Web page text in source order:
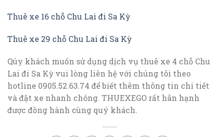
Thuê xe 16 chỗ Chu Lai đi Sa Kỳ
Thuê xe 29 chỗ Chu Lai đi Sa Kỳ
Qúy khách muốn sử dụng dịch vụ thuê xe 4 chỗ Chu
Lai đi Sa Kỳ vui lòng liên hệ với chúng tôi theo
hotline 0905.52.63.74 để biết thêm thông tin chi tiết
và đặt xe nhanh chóng. THUEXEGO rất hân hạnh
được đồng hành cùng quý khách.